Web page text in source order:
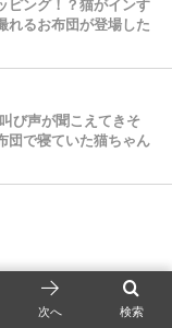
ピング！？猫がインす
れるお布団が登場した
び声が聞こえてきそ
団で寝ていた猫ちゃん
検索
次へ